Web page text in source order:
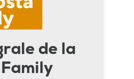
de la